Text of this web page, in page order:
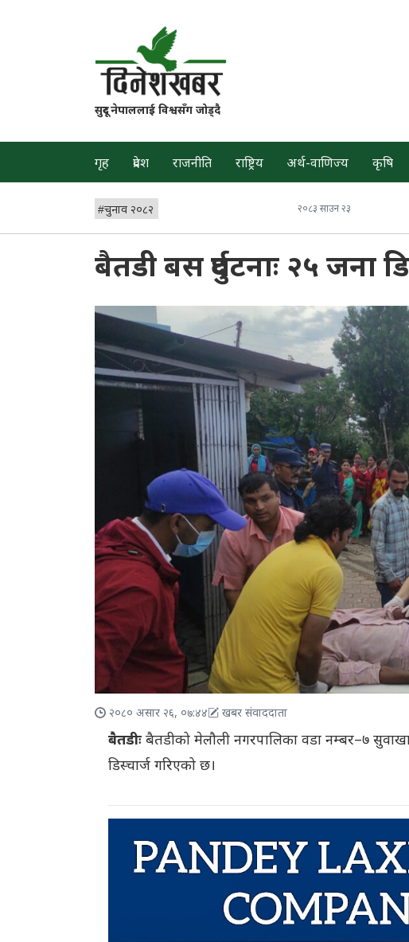
सुदूर नेपाललाई विश्वसँग जोड्दै
गृह प्रदेश राजनीति राष्ट्रिय अर्थ-वाणिज्य कृषि
#चुनाव २०८२ २०८३ साउन २३
बैतडी बस दुर्घटनाः २५ जना
२०८० असार २६, ०७:४४ खबर संवाददाता
बैतडीः बैतडीको मेलौली नगरपालिका वडा नम्बर–७
डिस्चार्ज गरिएको छ।